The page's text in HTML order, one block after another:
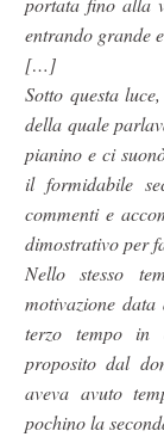
entrando grande
[…]
Sotto questa
della quale
pianino e ci
il formidabile
commenti e
dimostrativo per
Nello stesso
motivazione
terzo tempo in
proposito dal
aveva avuto
pochino la